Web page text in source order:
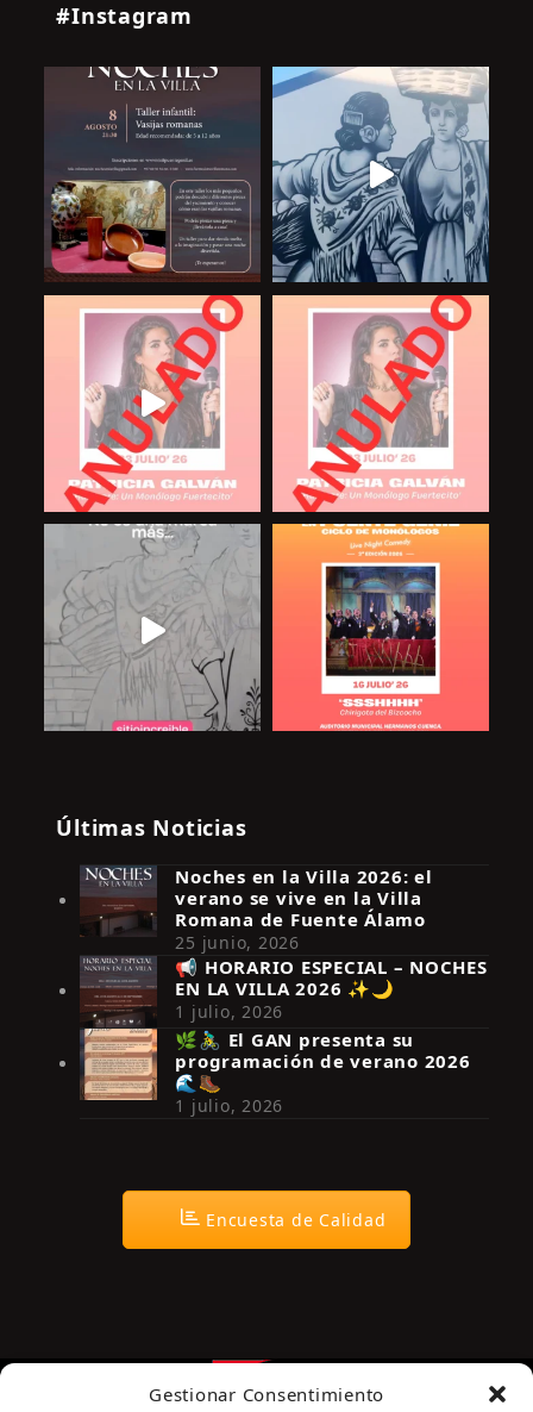
Gestionar Consentimiento
#Instagram
Síguenos en Instagram
Últimas Noticias
Noches en la Villa 2026: el
verano se vive en la Villa
Romana de Fuente Álamo
25 junio, 2026
📢 HORARIO ESPECIAL – NOCHES
EN LA VILLA 2026 ✨🌙
1 julio, 2026
🌿🚴‍♂️ El GAN presenta su
programación de verano 2026
🌊🥾
1 julio, 2026
Encuesta de Calidad